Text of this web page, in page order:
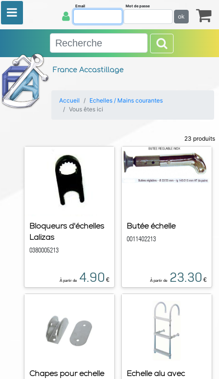
France Accastillage
Email Mot de passe
ok
Accueil
Echelles / Mains courantes
Vous êtes ici
23 produits
Bloqueurs d'échelles
Lalizas
0380005213
À partir de 4.90 €
Butée échelle
0011402213
À partir de 23.30 €
Chapes pour echelle
Echelle alu avec